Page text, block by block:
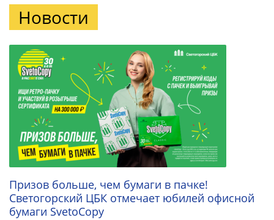
Новости
Призов больше, чем бумаги в пачке!
Светогорский ЦБК отмечает юбилей офисной
бумаги SvetoCopy